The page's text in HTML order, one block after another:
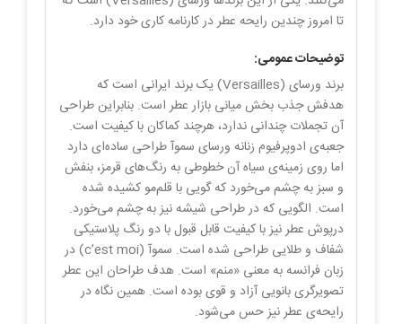
تا امروز چندین رایحه عطر در کارنامه کاری خود دارد.
توضیحات عمومی:
برند ورسای (Versailles) یک برند ایرانی است که
هدفش جذب بخش میانی بازار عطر است. بنابراین طراحی
آن تجملات چندانی ندارد، هرچند کماکان با کیفیت است.
جعبه‌ی ادوپرفیوم زنانه ورسای سموآ طراحی ساده‌ای دارد
اما روی زمینه‌ی سیاه آن خطوطی به رنگ‌های قرمز، بنفش
و سبز به چشم می‌خورد که گویی با قلم‌مو کشیده شده
است. الگویی که در طراحی شیشه نیز به چشم می‌خورد.
درپوش عطر نیز با کیفیت قابل قبول با دو رنگ پلاستیکی
شفاف و طلایی طراحی شده است. سموآ (c’est moi) در
زبان فرانسه به معنی «منم» است. هدف طراحان این عطر
تصویرگری بانویی آزاد و قوی بوده است. همین نگاه در
رایحه‌ی عطر نیز حس می‌شود.